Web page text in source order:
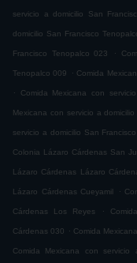
servicio a domicilio San
domicilio San Francisco
Francisco Tenopalco 023 .
Tenopalco 009 . Comida
.
Comida Mexicana con
Mexicana con servicio a
servicio a domicilio San
Colonia Lázaro Cárdenas San
Lázaro Cárdenas Lázaro
Lázaro Cárdenas Cueyamil .
Cárdenas Los Reyes .
Cárdenas 030 . Comida
Comida Mexicana con